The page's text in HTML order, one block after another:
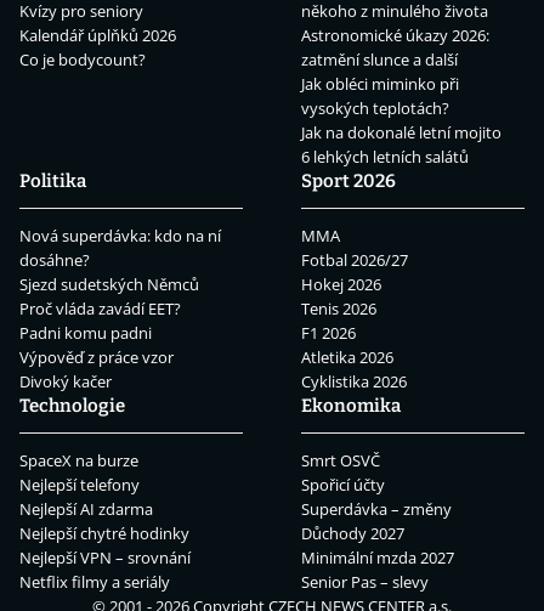
Kvízy pro seniory
Kalendář úplňků 2026
Co je bodycount?
někoho z minulého života
Astronomické úkazy 2026:
zatmění slunce a další
Jak obléci miminko při
vysokých teplotách?
Jak na dokonalé letní mojito
6 lehkých letních salátů
Politika
Nová superdávka: kdo na ní
dosáhne?
Sjezd sudetských Němců
Proč vláda zavádí EET?
Padni komu padni
Výpověď z práce vzor
Divoký kačer
Sport 2026
MMA
Fotbal 2026/27
Hokej 2026
Tenis 2026
F1 2026
Atletika 2026
Cyklistika 2026
Technologie
SpaceX na burze
Nejlepší telefony
Nejlepší AI zdarma
Nejlepší chytré hodinky
Nejlepší VPN – srovnání
Netflix filmy a seriály
Ekonomika
Smrt OSVČ
Spořicí účty
Superdávka – změny
Důchody 2027
Minimální mzda 2027
Senior Pas – slevy
© 2001 - 2026 CopyrightCZECH NEWS CENTER a.s.